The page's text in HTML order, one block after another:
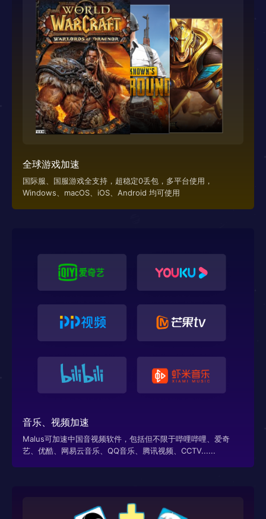
全球游戏加速
国际服、国服游戏全支持，超稳定0丢包，多平台使用，
Windows、macOS、iOS、Android 均可使用
音乐、视频加速
Malus可加速中国音视频软件，包括但不限于哔哩哔哩、爱奇
艺、优酷、网易云音乐、QQ音乐、腾讯视频、CCTV......